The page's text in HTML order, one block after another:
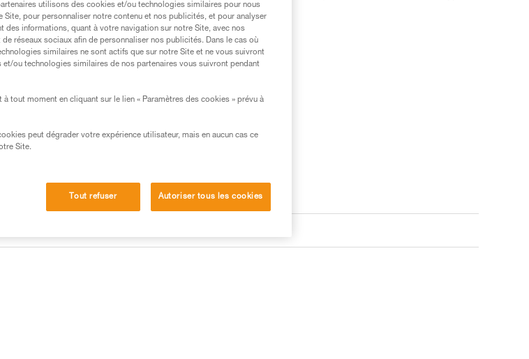
CAPTIV et barrette de verrouillage type LOCK).
Trouvez un revendeur
utilisons des cookies et/ou technologies similaires pour nous
Site, pour personnaliser notre contenu et nos publicités, et pour analyser
des informations, quant à votre navigation sur notre Site, avec nos
réseaux sociaux afin de personnaliser nos publicités. Dans le cas où
similaires ne sont actifs que sur notre Site et ne vous suivront
et/ou technologies similaires de nos partenaires vous suivront pendant
tout moment en cliquant sur le lien « Paramètres des cookies » prévu à
peut dégrader votre expérience utilisateur, mais en aucun cas ce
Site.
Tout refuser Autoriser tous les cookies